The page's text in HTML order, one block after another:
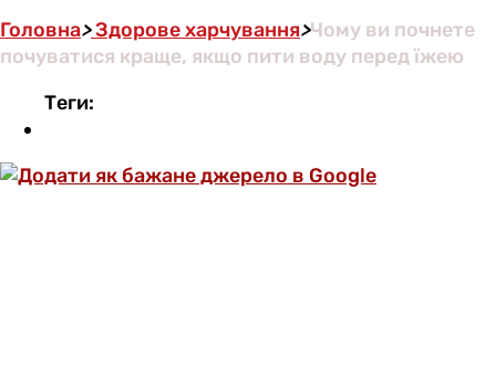
Головна>Здорове харчування>Чому ви почнете
почуватися краще, якщо пити воду перед їжею
Теги: